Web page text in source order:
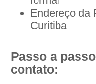
Endereço da
Curitiba
Passo a
contato: